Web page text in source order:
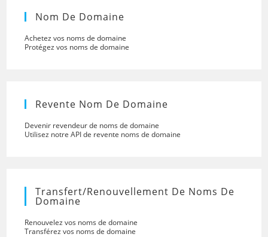
Nom De Domaine
Achetez vos noms de domaine
Protégez vos noms de domaine
Revente Nom De Domaine
Devenir revendeur de noms de domaine
Utilisez notre API de revente noms de domaine
Transfert/renouvellement De Noms De
Domaine
Renouvelez vos noms de domaine
Transférez vos noms de domaine